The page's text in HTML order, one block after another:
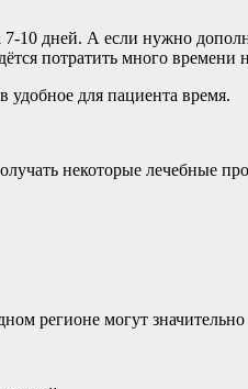
7-10 дней. А если нужно
потратить много времени
для пациента время.
некоторые лечебные
регионе могут значительно